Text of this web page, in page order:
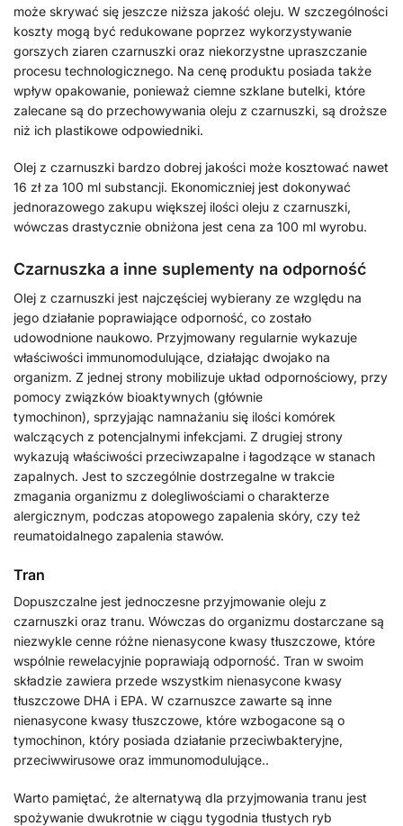
może skrywać się jeszcze niższa jakość oleju. W szczególności
koszty mogą być redukowane poprzez wykorzystywanie
gorszych ziaren czarnuszki oraz niekorzystne upraszczanie
procesu technologicznego. Na cenę produktu posiada także
wpływ opakowanie, ponieważ ciemne szklane butelki, które
zalecane są do przechowywania oleju z czarnuszki, są droższe
niż ich plastikowe odpowiedniki.
Olej z czarnuszki bardzo dobrej jakości może kosztować nawet
16 zł za 100 ml substancji. Ekonomiczniej jest dokonywać
jednorazowego zakupu większej ilości oleju z czarnuszki,
wówczas drastycznie obniżona jest cena za 100 ml wyrobu.
Czarnuszka a inne suplementy na odporność
Olej z czarnuszki jest najczęściej wybierany ze względu na
jego działanie poprawiające odporność, co zostało
udowodnione naukowo. Przyjmowany regularnie wykazuje
właściwości immunomodulujące, działając dwojako na
organizm. Z jednej strony mobilizuje układ odpornościowy, przy
pomocy związków bioaktywnych (głównie
tymochinon), sprzyjając namnażaniu się ilości komórek
walczących z potencjalnymi infekcjami. Z drugiej strony
wykazują właściwości przeciwzapalne i łagodzące w stanach
zapalnych. Jest to szczególnie dostrzegalne w trakcie
zmagania organizmu z dolegliwościami o charakterze
alergicznym, podczas atopowego zapalenia skóry, czy też
reumatoidalnego zapalenia stawów.
Tran
Dopuszczalne jest jednoczesne przyjmowanie oleju z
czarnuszki oraz tranu. Wówczas do organizmu dostarczane są
niezwykle cenne różne nienasycone kwasy tłuszczowe, które
wspólnie rewelacyjnie poprawiają odporność. Tran w swoim
składzie zawiera przede wszystkim nienasycone kwasy
tłuszczowe DHA i EPA. W czarnuszce zawarte są inne
nienasycone kwasy tłuszczowe, które wzbogacone są o
tymochinon, który posiada działanie przeciwbakteryjne,
przeciwwirusowe oraz immunomodulujące..
Warto pamiętać, że alternatywą dla przyjmowania tranu jest
spożywanie dwukrotnie w ciągu tygodnia tłustych ryb